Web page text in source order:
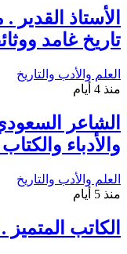
الأستاذ
تاريخ غامد
العلم والأدب والتاريخ
منذ 4 أيام
الشاعر
والأدباء
العلم والأدب والتاريخ
منذ 5 أيام
الكاتب